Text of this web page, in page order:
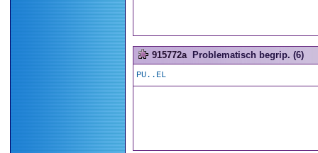
915772a Problematisch begrip. (6)
PU..EL